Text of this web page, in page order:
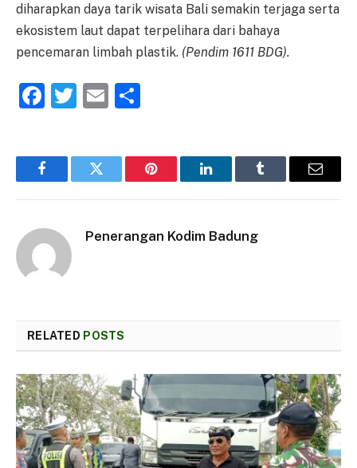
diharapkan daya tarik wisata Bali semakin terjaga serta
ekosistem laut dapat terpelihara dari bahaya
pencemaran limbah plastik. (Pendim 1611 BDG).
Facebook
Twitter
Email
FacebookTwitter Pinterest LinkedInTumblr Email
Penerangan Kodim Badung
RELATED POSTS